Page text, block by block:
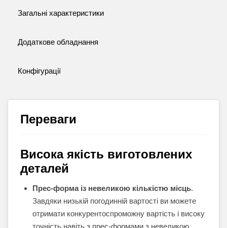
Загальні характеристики
Додаткове обладнання
Конфігурації
Переваги
Висока якість виготовлених
деталей
Прес-форма із невеликою кількістю місць.
Завдяки низькій погодинній вартості ви можете
отримати конкурентоспроможну вартість і високу
точність навіть з прес-формами з невеликою